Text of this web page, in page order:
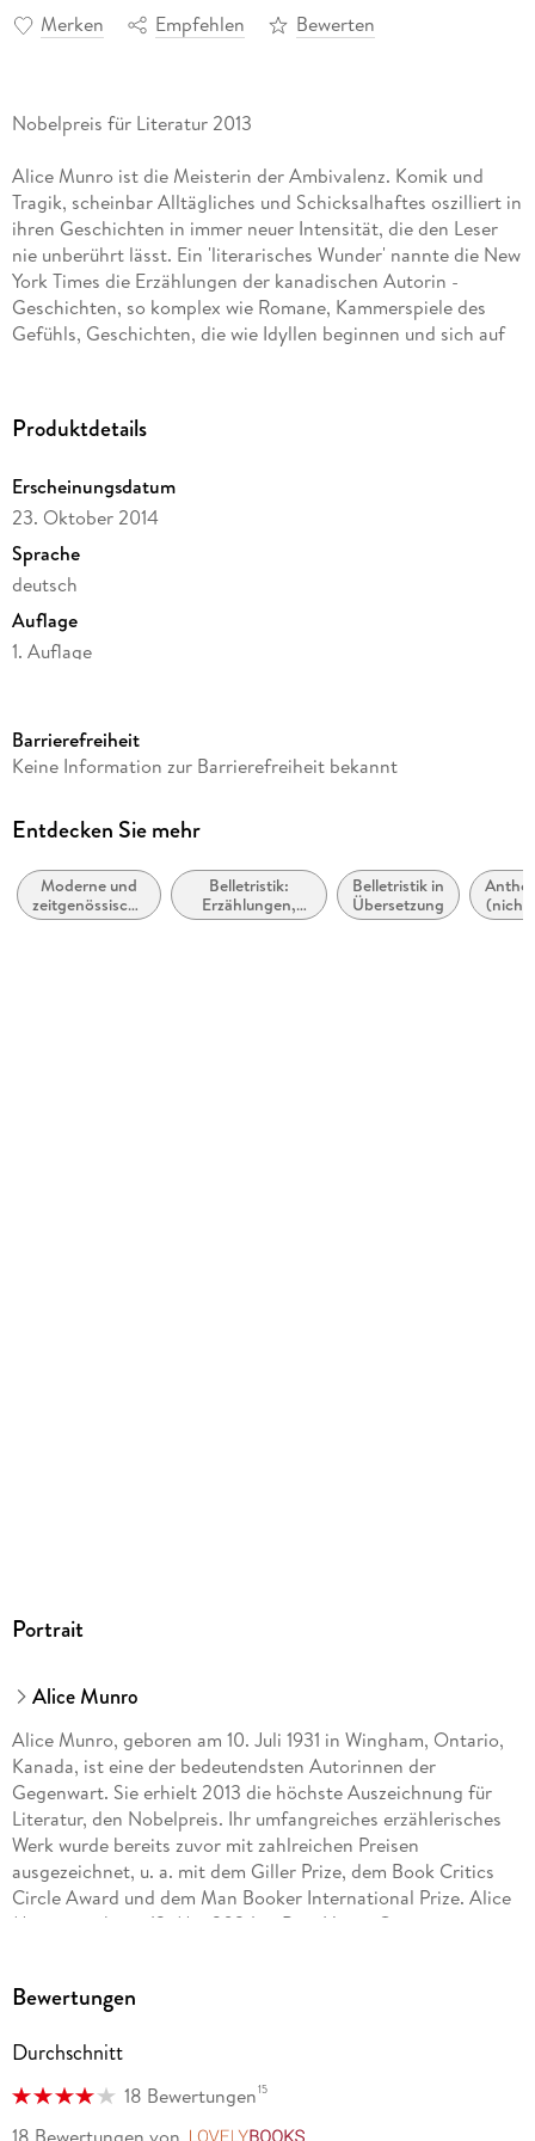
Merken Empfehlen Bewerten
Nobelpreis für Literatur 2013
Alice Munro ist die Meisterin der Ambivalenz. Komik und
Tragik, scheinbar Alltägliches und Schicksalhaftes oszilliert in
ihren Geschichten in immer neuer Intensität, die den Leser
nie unberührt lässt. Ein 'literarisches Wunder' nannte die New
York Times die Erzählungen der kanadischen Autorin -
Geschichten, so komplex wie Romane, Kammerspiele des
Gefühls, Geschichten, die wie Idyllen beginnen und sich auf
»Bei Alice Munro gelangt man lesend wie Hand in Hand mit
ihr zu der Erkenntnis eines Augenblicks; das ist eine
einem Autor. Ich lese - das bedeutet, ich lebe mich in das
Leben eines anderen Menschen ein. « Judith Hermann
Produktdetails
Erscheinungsdatum
23. Oktober 2014
Sprache
deutsch
Auflage
1. Auflage
Reihe
Autor/Autorin
Übersetzung
Heidi Zerning
Frankfurt am Main, S. Fischer Verlag GmbH,
produktsicherheit@fischerverlage.de
Barrierefreiheit
Keine Information zur Barrierefreiheit bekannt
Entdecken Sie mehr
Moderne und
zeitgenössische
Belletristik:
Belletristik:
Erzählungen,
Kurzgeschichten,
Belletristik in
Übersetzung
(nicht
Portrait
Alice Munro
Alice Munro, geboren am 10. Juli 1931 in Wingham, Ontario,
Kanada, ist eine der bedeutendsten Autorinnen der
Gegenwart. Sie erhielt 2013 die höchste Auszeichnung für
Literatur, den Nobelpreis. Ihr umfangreiches erzählerisches
Werk wurde bereits zuvor mit zahlreichen Preisen
ausgezeichnet, u. a. mit dem Giller Prize, dem Book Critics
Circle Award und dem Man Booker International Prize. Alice
Munro starb am 13. Mai 2024 in Port Hope, Ontario.
liegen vor: Himmel und Hölle , Die Liebe einer Frau , Der
Zu viel Glück , Tanz der seligen Geister , Offene Geheimnisse ,
Glaubst du, es war Liebe? , Das Bettlermädchen , Der Mond
Bewertungen
Durchschnitt
18 Bewertungen15